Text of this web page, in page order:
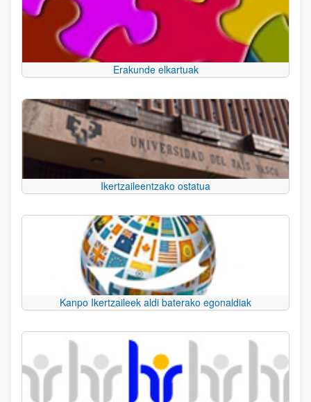
Erakunde elkartuak
Ikertzaileentzako ostatua
Kanpo Ikertzaileek aldi baterako egonaldiak